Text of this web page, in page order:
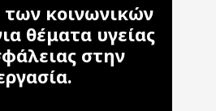
κοινωνικών
θέματα υγείας
στην